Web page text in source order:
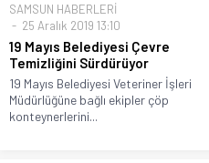
SAMSUN HABERLERİ
25 Aralık 2019 13:10
19 Mayıs Belediyesi Çevre
Temizliğini Sürdürüyor
19 Mayıs Belediyesi Veteriner İşleri
Müdürlüğüne bağlı ekipler çöp
konteynerlerini...